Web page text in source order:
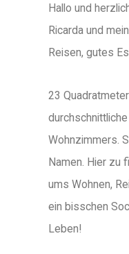
Hallo und
Ricarda und
Reisen, gutes
23
Wohnzimmers.
Namen. Hier zu
ums Wohnen,
ein bisschen
Leben!